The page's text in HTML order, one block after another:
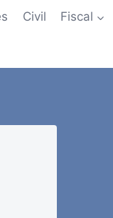
Civil Fiscal